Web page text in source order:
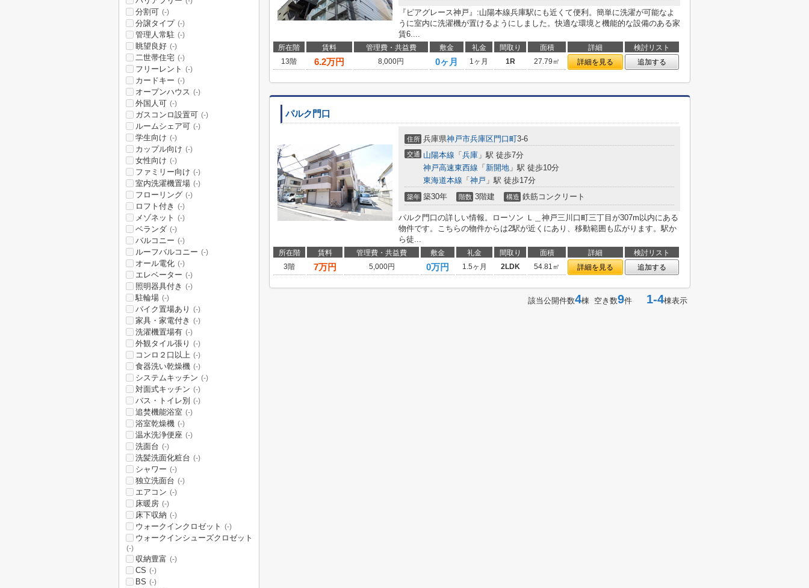
『ピアグレース神戸』:山陽本線兵庫駅にも近くて便利。簡単に洗濯が可能なよ
うに室内に洗濯機が置けるようにしました。快適な環境と機能的な設備のある家
賃6....
所在階 賃料 管理費・共益費 敷金 礼金 間取り 面積 詳細
検討リスト
13階
6.2万円 8,000円 0ヶ月 1ヶ月 1R 27.79㎡ 詳細を見る 追加する
パルク門口
住所 兵庫県神戸市兵庫区門口町3-6
交通 山陽本線 「 兵庫 」駅 徒歩7分
神戸高速東西線 「 新開地 」駅 徒歩10分
東海道本線 「 神戸 」駅 徒歩17分
築年 築30年 階数 3階建 構造 鉄筋コンクリート
パルク門口の詳しい情報。ローソン Ｌ＿神戸三川口町三丁目が307m以内にある
物件です。こちらの物件からは2駅が近くにあり、移動範囲も広がります。駅か
ら徒...
所在階 賃料 管理費・共益費 敷金 礼金 間取り 面積 詳細
検討リスト
3階
7万円 5,000円 0万円 1.5ヶ月 2LDK 54.81㎡ 詳細を見る 追加する
該当公開件数4棟 空き数9件 1-4棟表示
分割可 (-)
分譲タイプ (-)
管理人常駐 (-)
眺望良好 (-)
二世帯住宅 (-)
フリーレント (-)
カードキー (-)
オープンハウス (-)
外国人可 (-)
ガスコンロ設置可 (-)
ルームシェア可 (-)
学生向け (-)
カップル向け (-)
女性向け (-)
ファミリー向け (-)
室内洗濯機置場 (-)
フローリング (-)
ロフト付き (-)
メゾネット (-)
ベランダ (-)
バルコニー (-)
ルーフバルコニー (-)
オール電化 (-)
エレベーター (-)
照明器具付き (-)
駐輪場 (-)
バイク置場あり (-)
家具・家電付き (-)
洗濯機置場有 (-)
外観タイル張り (-)
コンロ２口以上 (-)
食器洗い乾燥機 (-)
システムキッチン (-)
対面式キッチン (-)
バス・トイレ別 (-)
追焚機能浴室 (-)
浴室乾燥機 (-)
温水洗浄便座 (-)
洗面台 (-)
洗髪洗面化粧台 (-)
シャワー (-)
独立洗面台 (-)
エアコン (-)
床暖房 (-)
床下収納 (-)
ウォークインクロゼット (-)
ウォークインシューズクロゼット
(-)
収納豊富 (-)
CS (-)
BS (-)